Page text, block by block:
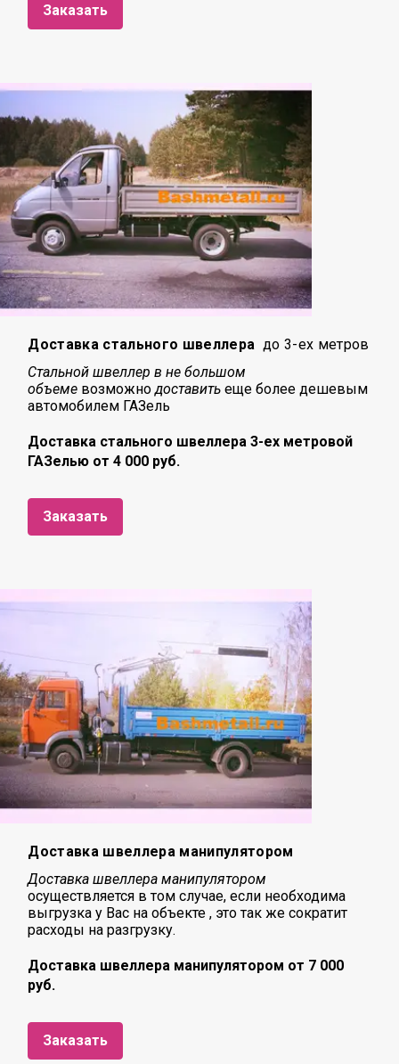
Заказать
Доставка стального швеллера до 3-ех метров
Стальной швеллер в не большом
объеме возможнодоставить еще более дешевым
автомобилем ГАЗель
Доставка стального швеллера 3-ех метровой
ГАЗелью от 4 000 руб.
Заказать
Доставка швеллера манипулятором
Доставка швеллера манипулятором
осуществляется в том случае, если необходима
выгрузка у Вас на объекте , это так же сократит
расходы на разгрузку.
Доставка швеллера манипулятором от 7 000
руб.
Заказать